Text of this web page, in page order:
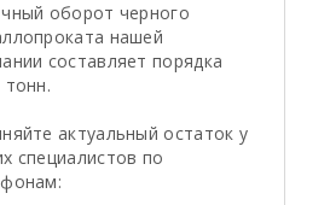
оборот черного
нашей
составляет порядка
тонн.
актуальный остаток у
специалистов по